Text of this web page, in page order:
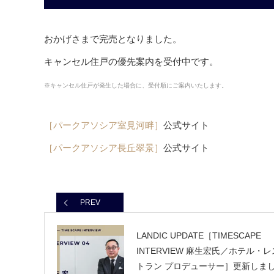
おかげさまで完売となりました。
キャンセル住戸の優先案内を受付中です。
※キャンセル住戸が発生した場合に、受付順にご案内いたします。
［パークアソシア室見河畔］ 公式サイト
［パークアソシア長丘翠景］ 公式サイト
PREV
LANDIC UPDATE［TIMESCAPE
INTERVIEW 麻生宏氏／ホテル・レ
トラン プロデューサー］更新しま